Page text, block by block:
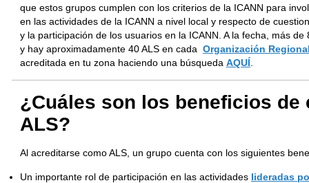
que estos grupos cumplen con los criterios de la ICANN para
en las actividades de la ICANN a nivel local y respecto de
y la participación de los usuarios en la ICANN. A la fecha, más
y hay aproximadamente 40 ALS en cada Organización
acreditada en tu zona haciendo una búsqueda AQUÍ
¿Cuáles son los beneficios de
ALS?
Al acreditarse como ALS, un grupo cuenta con los siguientes
Un importante rol de participación en las actividades lideradas